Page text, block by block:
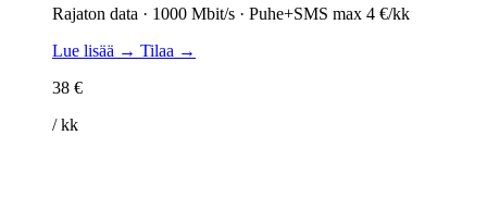
Rajaton data · 1000 Mbit/s · Puhe+SMS max 4 €/kk
Lue lisää → Tilaa →
38 €
/ kk